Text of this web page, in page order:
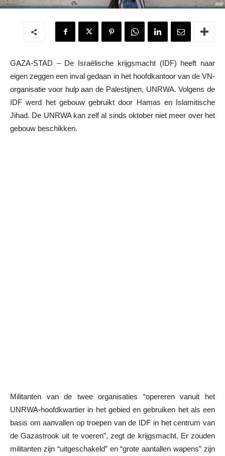
GAZA-STAD – De Israëlische krijgsmacht (IDF) heeft naar
eigen zeggen een inval gedaan in het hoofdkantoor van de VN-
organisatie voor hulp aan de Palestijnen, UNRWA. Volgens de
IDF werd het gebouw gebruikt door Hamas en Islamitische
Jihad. De UNRWA kan zelf al sinds oktober niet meer over het
gebouw beschikken.
Militanten van de twee organisaties “opereren vanuit het
UNRWA-hoofdkwartier in het gebied en gebruiken het als een
basis om aanvallen op troepen van de IDF in het centrum van
de Gazastrook uit te voeren”, zegt de krijgsmacht. Er zouden
militanten zijn “uitgeschakeld” en “grote aantallen wapens” zijn